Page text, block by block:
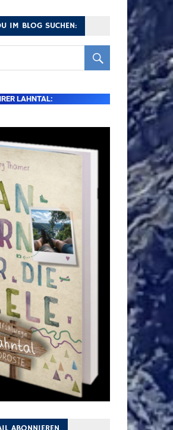
IM BLOG SUCHEN:
LAHNTAL: